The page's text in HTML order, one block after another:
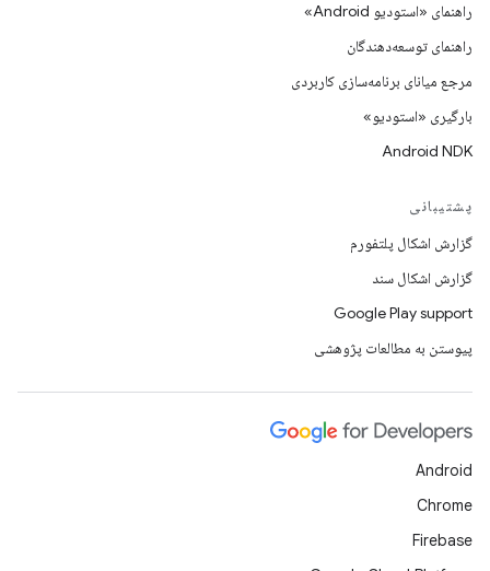
راهنمای «استودیو Android»
راهنمای توسعه‌دهندگان
مرجع میانای برنامه‌سازی کاربردی
بارگیری «استودیو»
Android NDK
پشتیبانی
گزارش اشکال پلتفورم
گزارش اشکال سند
Google Play support
پیوستن به مطالعات پژوهشی
Android
Chrome
Firebase